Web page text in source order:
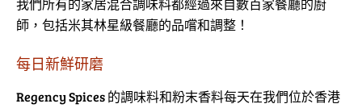
我們所有的家居混合調味料都經過來自數百家餐廳的廚
師，包括米其林星級餐廳的品嚐和調整！
每日新鮮研磨
Regency Spices 的調味料和粉末香料每天在我們位於香港